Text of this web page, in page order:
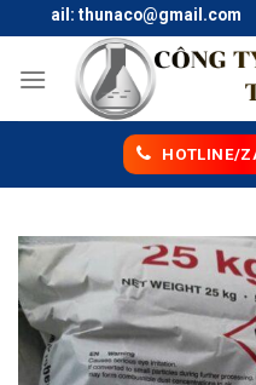
to
content
thunaco@gmail.com
HOTLINE/